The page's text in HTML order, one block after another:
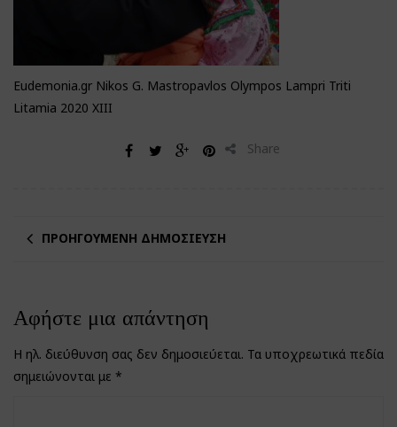
Eudemonia.gr Nikos G. Mastropavlos Olympos Lampri Triti
Litamia 2020 XIII
Share
ΠΡΟΗΓΟΎΜΕΝΗ ΔΗΜΟΣΊΕΥΣΗ
Αφήστε μια απάντηση
Η ηλ. διεύθυνση σας δεν δημοσιεύεται. Τα υποχρεωτικά πεδία
σημειώνονται με *